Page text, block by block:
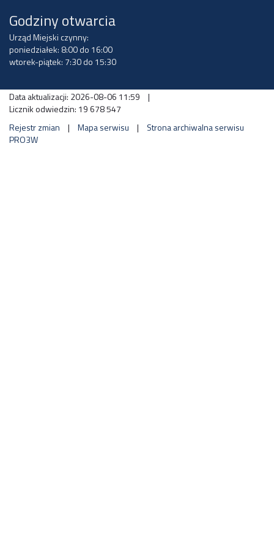
Godziny otwarcia
Urząd Miejski czynny:
poniedziałek: 8:00 do 16:00
wtorek-piątek: 7:30 do 15:30
Data aktualizacji: 2026-08-06 11:59
|
Licznik odwiedzin: 19 678 547
Rejestr zmian
| Mapa serwisu |
Strona archiwalna serwisu
PRO3W